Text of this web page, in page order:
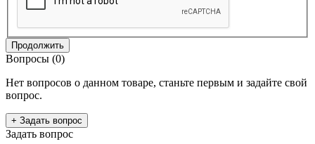
Продолжить
Вопросы (0)
Нет вопросов о данном товаре, станьте первым и задайте свой
вопрос.
+ Задать вопрос
Задать вопрос